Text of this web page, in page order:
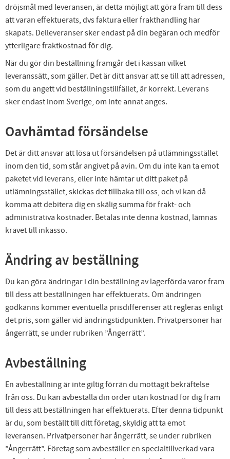
dröjsmål med leveransen, är detta möjligt att göra fram till dess
att varan effektuerats, dvs faktura eller frakthandling har
skapats. Delleveranser sker endast på din begäran och medför
ytterligare fraktkostnad för dig.
När du gör din beställning framgår det i kassan vilket
leveranssätt, som gäller. Det är ditt ansvar att se till att adressen,
som du angett vid beställningstillfället, är korrekt. Leverans
sker endast inom Sverige, om inte annat anges.
Oavhämtad försändelse
Det är ditt ansvar att lösa ut försändelsen på utlämningsstället
inom den tid, som står angivet på avin. Om du inte kan ta emot
paketet vid leverans, eller inte hämtar ut ditt paket på
utlämningsstället, skickas det tillbaka till oss, och vi kan då
komma att debitera dig en skälig summa för frakt- och
administrativa kostnader. Betalas inte denna kostnad, lämnas
kravet till inkasso.
Ändring av beställning
Du kan göra ändringar i din beställning av lagerförda varor fram
till dess att beställningen har effektuerats. Om ändringen
godkänns kommer eventuella prisdifferenser att regleras enligt
det pris, som gäller vid ändringstidpunkten. Privatpersoner har
ångerrätt, se under rubriken ”Ångerrätt”.
Avbeställning
En avbeställning är inte giltig förrän du mottagit bekräftelse
från oss. Du kan avbeställa din order utan kostnad för dig fram
till dess att beställningen har effektuerats. Efter denna tidpunkt
är du, som beställt till ditt företag, skyldig att ta emot
leveransen. Privatpersoner har ångerrätt, se under rubriken
”Ångerrätt”. Företag som avbeställer en specialtillverkad vara